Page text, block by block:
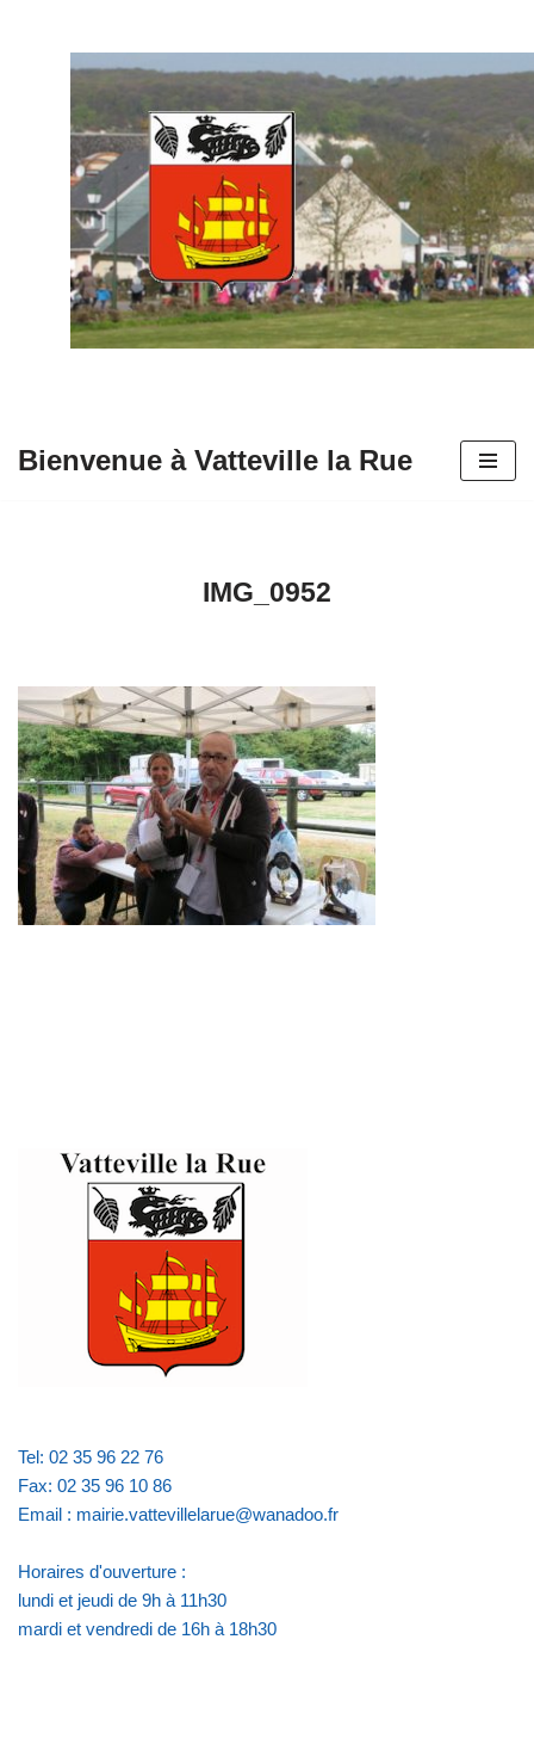
contenu
Bienvenue à Vatteville la Rue
IMG_0952
Tel: 02 35 96 22 76
Fax: 02 35 96 10 86
Email : mairie.vattevillelarue@wanadoo.fr
Horaires d'ouverture :
lundi et jeudi de 9h à 11h30
mardi et vendredi de 16h à 18h30